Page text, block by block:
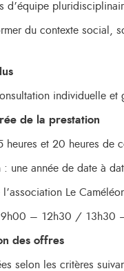
d’équipe
du contexte social,
individuelle
de la prestation
heures et 20 heures de
une année de date à
Le
9h00 – 12h30 / 13h30
des offres
selon les critères